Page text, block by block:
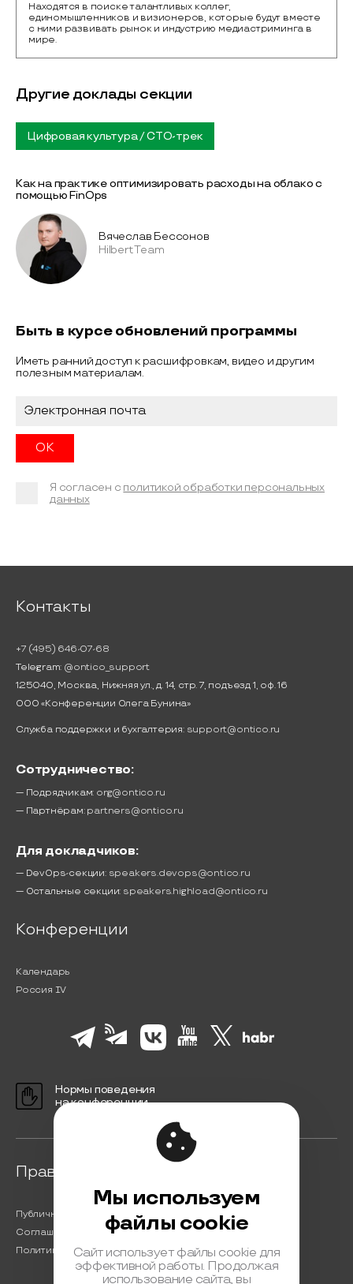
Находятся в поиске талантливых коллег,
единомышленников и визионеров, которые будут вместе
с ними развивать рынок и индустрию медиастриминга в
мире.
Другие доклады секции
Цифровая культура / CTO-трек
Как на практике оптимизировать расходы на облако с
помощью FinOps
Вячеслав Бессонов
Hilbert Team
Быть в курсе обновлений программы
Иметь ранний доступ к расшифровкам, видео и другим
полезным материалам.
Я согласен с политикой обработки персональных
данных
Контакты
+7 (495) 646-07-68
Telegram: @ontico_support
125040, Москва, Нижняя ул., д. 14, стр. 7, подъезд 1, оф. 16
ООО «Конференции Олега Бунина»
Служба поддержки и бухгалтерия: support@ontico.ru
Сотрудничество:
— Подрядчикам: org@ontico.ru
— Партнёрам: partners@ontico.ru
Для докладчиков:
— DevOps-секции: speakers.devops@ontico.ru
— Остальные секции: speakers.highload@ontico.ru
Конференции
Календарь
Россия IV
Нормы поведения
на конференции
Правовая информация
Публичная оферта
Соглашение на обработку персональных данных
Политика обработки персональных данных
Мы используем
файлы cookie
Сайт использует файлы cookie для
эффективной работы. Продолжая
использование сайта, вы